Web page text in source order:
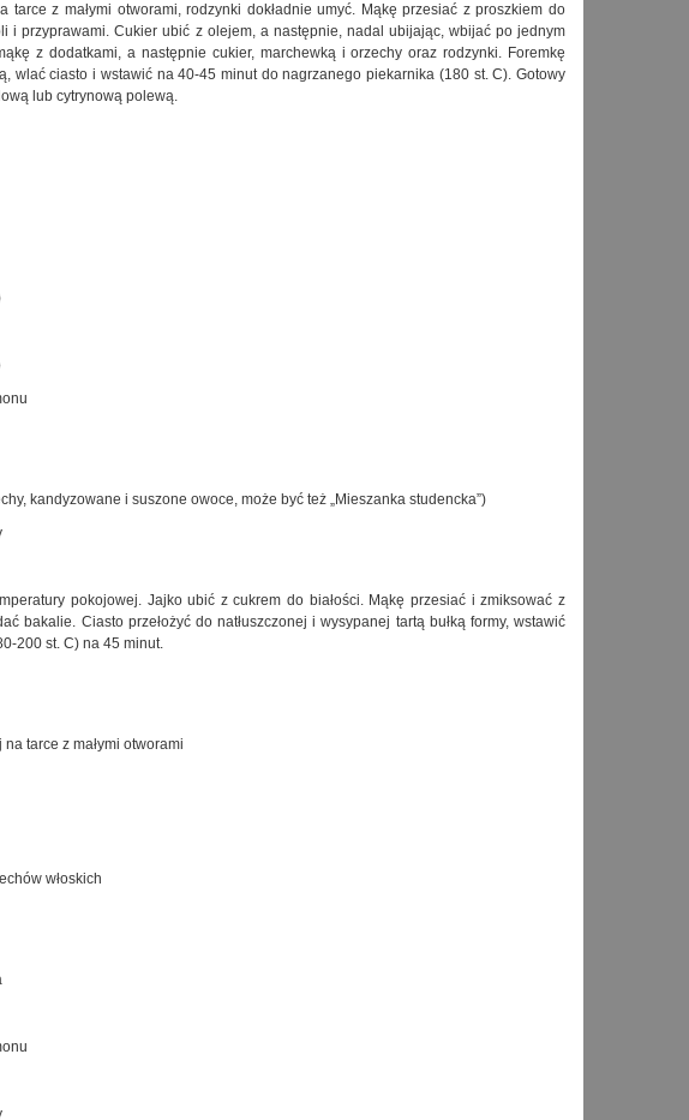
tarce z małymi otworami, rodzynki dokładnie umyć. Mąkę przesiać z proszkiem do
i przyprawami. Cukier ubić z olejem, a następnie, nadal ubijając, wbijać po jednym
z dodatkami, a następnie cukier, marchewką i orzechy oraz rodzynki. Foremkę
wlać ciasto i wstawić na 40-45 minut do nagrzanego piekarnika (180 st. C). Gotowy
lub cytrynową polewą.
kandyzowane i suszone owoce, może być też „Mieszanka studencka”)
pokojowej. Jajko ubić z cukrem do białości. Mąkę przesiać i zmiksować z
bakalie. Ciasto przełożyć do natłuszczonej i wysypanej tartą bułką formy, wstawić
200 st. C) na 45 minut.
tarce z małymi otworami
włoskich